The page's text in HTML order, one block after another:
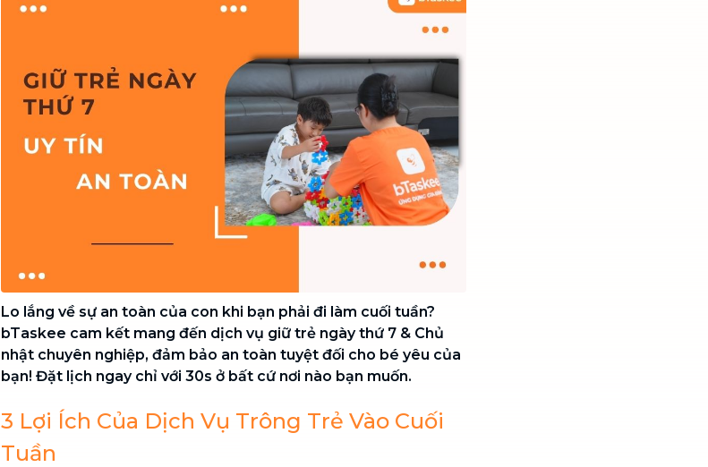
Chuyển nhà trọn gói, không lo dọn
Vệ sinh chuyên nghiệp cho văn
phòng, nhà xưởng, công trình lớn
Lo lắng về sự an toàn của con khi bạn phải đi làm cuối tuần?
bTaskee cam kết mang đến dịch vụ giữ trẻ ngày thứ 7 & Chủ
nhật chuyên nghiệp, đảm bảo an toàn tuyệt đối cho bé yêu của
bạn! Đặt lịch ngay chỉ với 30s ở bất cứ nơi nào bạn muốn.
3 Lợi Ích Của Dịch Vụ Trông Trẻ Vào Cuối
Tuần